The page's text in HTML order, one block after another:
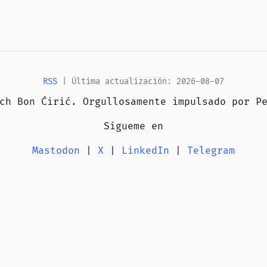
RSS | Última actualización: 2026-08-07
Bon Ćirić. Orgullosamente impulsado por
Sígueme en
Mastodon X LinkedIn Telegram